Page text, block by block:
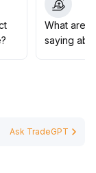
révèle un
court terme.
de
What are
saying
Ask TradeGPT